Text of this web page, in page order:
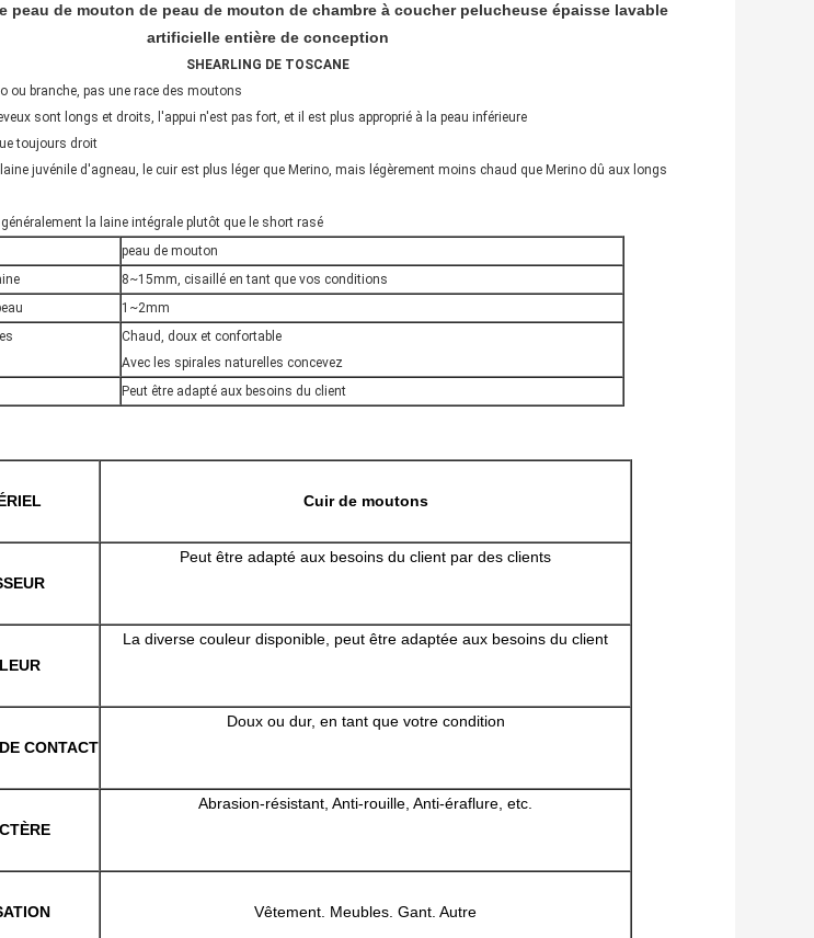
peau de mouton de peau de mouton de chambre à coucher pelucheuse épaisse lavable
artificielle entière de conception
SHEARLING DE TOSCANE
ou branche, pas une race des moutons
sont longs et droits, l'appui n'est pas fort, et il est plus approprié à la peau inférieure
toujours droit
juvénile d'agneau, le cuir est plus léger que Merino, mais légèrement moins chaud que Merino dû aux longs
la laine intégrale plutôt que le short rasé
peau de mouton
8~15mm, cisaillé en tant que vos conditions
1~2mm
Chaud, doux et confortable
Avec les spirales naturelles concevez
Peut être adapté aux besoins du client
Cuir de moutons
Peut être adapté aux besoins du client par des clients
La diverse couleur disponible, peut être adaptée aux besoins du client
CONTACT
Doux ou dur, en tant que votre condition
Abrasion-résistant, Anti-rouille, Anti-éraflure, etc.
Vêtement. Meubles. Gant. Autre